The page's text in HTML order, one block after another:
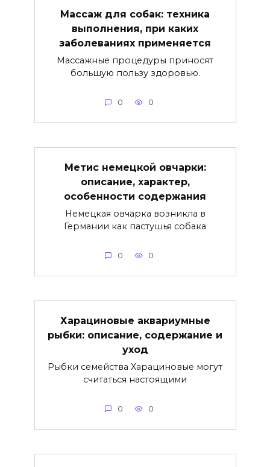
Массаж для собак: техника
выполнения, при каких
заболеваниях применяется
Массажные процедуры приносят
большую пользу здоровью.
0 0
Метис немецкой овчарки:
описание, характер,
особенности содержания
Немецкая овчарка возникла в
Германии как пастушья собака
0 0
Харациновые аквариумные
рыбки: описание, содержание и
уход
Рыбки семейства Харациновые могут
считаться настоящими
0 0